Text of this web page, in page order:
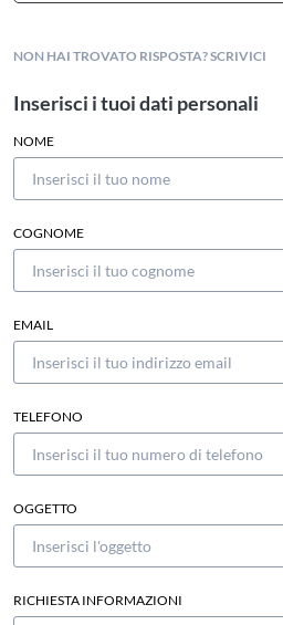
NON HAI TROVATO RISPOSTA? SCRIVICI
Inserisci i tuoi dati personali
NOME
COGNOME
EMAIL
TELEFONO
OGGETTO
RICHIESTA INFORMAZIONI